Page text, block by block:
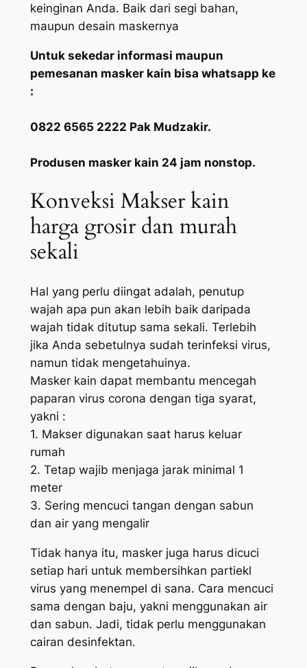
keinginan Anda. Baik dari segi bahan,
maupun desain maskernya
Untuk sekedar informasi maupun
pemesanan masker kain bisa whatsapp ke
:
0822 6565 2222 Pak Mudzakir.
Produsen masker kain 24 jam nonstop.
Konveksi Makser kain
harga grosir dan murah
sekali
Hal yang perlu diingat adalah, penutup
wajah apa pun akan lebih baik daripada
wajah tidak ditutup sama sekali. Terlebih
jika Anda sebetulnya sudah terinfeksi virus,
namun tidak mengetahuinya.
Masker kain dapat membantu mencegah
paparan virus corona dengan tiga syarat,
yakni :
1. Makser digunakan saat harus keluar
rumah
2. Tetap wajib menjaga jarak minimal 1
meter
3. Sering mencuci tangan dengan sabun
dan air yang mengalir
Tidak hanya itu, masker juga harus dicuci
setiap hari untuk membersihkan partiekl
virus yang menempel di sana. Cara mencuci
sama dengan baju, yakni menggunakan air
dan sabun. Jadi, tidak perlu menggunakan
cairan desinfektan.